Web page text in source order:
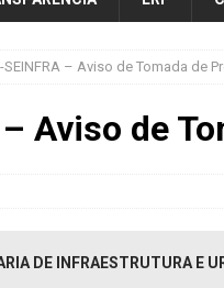
SEINFRA – Aviso de Tomada de
Aviso de
DE INFRAESTRUTURA E